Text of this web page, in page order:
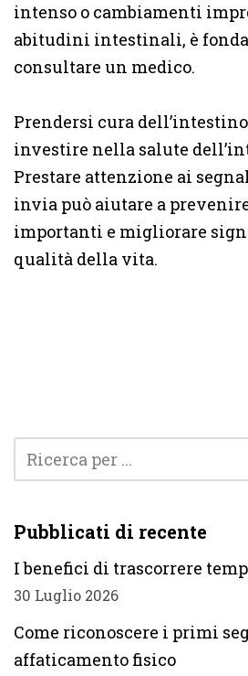
intenso o cambiamenti
abitudini intestinali, è
consultare un medico.
Prendersi cura
investire nella salute
Prestare attenzione ai
invia può aiutare a
importanti e migliorare
qualità della vita.
Pubblicati di recente
I benefici di trascorrere
30 Luglio 2026
Come riconoscere i primi
affaticamento fisico